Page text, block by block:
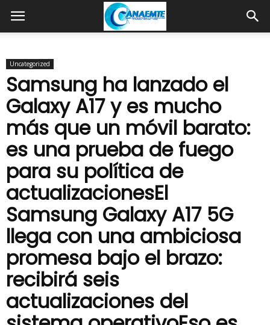
Uncategorized
Samsung ha lanzado el
Galaxy A17 y es mucho
más que un móvil barato:
es una prueba de fuego
para su política de
actualizacionesEl
Samsung Galaxy A17 5G
llega con una ambiciosa
promesa bajo el brazo:
recibirá seis
actualizaciones del